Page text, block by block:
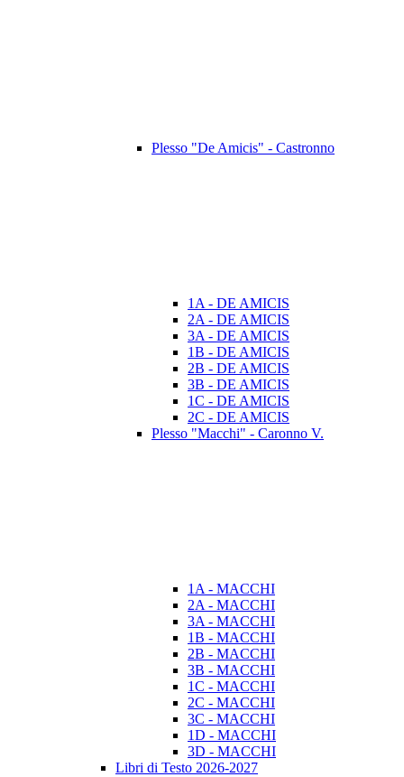
Plesso "De Amicis" - Castronno
1A - DE AMICIS
2A - DE AMICIS
3A - DE AMICIS
1B - DE AMICIS
2B - DE AMICIS
3B - DE AMICIS
1C - DE AMICIS
2C - DE AMICIS
Plesso "Macchi" - Caronno V.
1A - MACCHI
2A - MACCHI
3A - MACCHI
1B - MACCHI
2B - MACCHI
3B - MACCHI
1C - MACCHI
2C - MACCHI
3C - MACCHI
1D - MACCHI
3D - MACCHI
Libri di Testo 2026-2027